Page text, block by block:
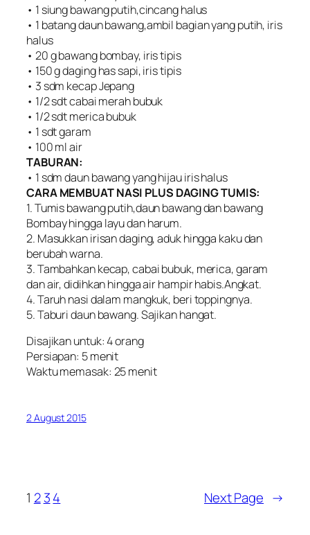
• 1 siung bawang putih,cincang halus
• 1 batang daun bawang,ambil bagian yang putih, iris
halus
• 20 g bawang bombay, iris tipis
• 150 g daging has sapi, iris tipis
• 3 sdm kecap Jepang
• 1/2 sdt cabai merah bubuk
• 1/2 sdt merica bubuk
• 1 sdt garam
• 100 ml air
TABURAN:
• 1 sdm daun bawang yang hijau iris halus
CARA MEMBUAT NASI PLUS DAGING TUMIS:
1. Tumis bawang putih,daun bawang dan bawang
Bombay hingga layu dan harum.
2. Masukkan irisan daging, aduk hingga kaku dan
berubah warna.
3. Tambahkan kecap, cabai bubuk, merica, garam
dan air, didihkan hingga air hampir habis.Angkat.
4. Taruh nasi dalam mangkuk, beri toppingnya.
5. Taburi daun bawang. Sajikan hangat.
Disajikan untuk: 4 orang
Persiapan: 5 menit
Waktu memasak: 25 menit
2 August 2015
1 2 34 Next Page →